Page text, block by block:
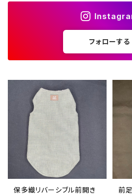
フォローする
保多織リバーシブル前開き
前